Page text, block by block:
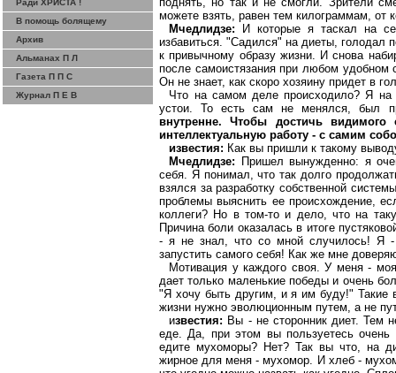
Ради ХРИСТА !
В помощь болящему
Архив
Альманах П Л
Газета П П С
Журнал П Е В
можете взять, равен тем килограммам, от
Мчедлидзе: Икоторые я таскал на
избавиться. "Садился" на диеты, голодал
кпривычному образужизни. И снова
после самоистязания при любом удобном
Он не знает, как скоро хозяину придет в
Что на самом деле происходило? Я на
устои. То есть сам не менялся, был
внутренне. Чтобы достичь видимого
интеллектуальную работу - с самим
известия: Как вы пришли к такому
Мчедлидзе:
Пришел вынужденно: я
себя. Я понимал, что так долго
взялся за разработку собственной
проблемы выяснить ее происхождение,
коллеги? Но в том-то и дело, что на
Причина боли оказалась в итоге
- я не знал, что со мной случилось! Я -
запустить самого себя! Как же мне
Мотивация у каждого своя. У меня -
дает только маленькие победы и очень
"Я хочу быть другим, и я им буду!" Такие
жизни нужно эволюционным путем, а не
известия: Вы - не сторонник диет. Тем
еде. Да, при этом вы пользуетесь очень
едите мухоморы? Нет? Так вы что, на
жирное для меня - мухомор. И хлеб -